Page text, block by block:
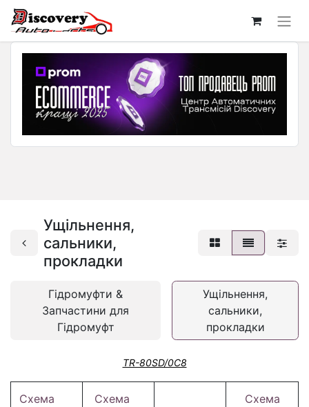
Ущільнення,
сальники,
прокладки
Гідромуфти &
Запчастини для
Гідромуфт
Ущільнення,
сальники,
прокладки
TR-80SD/0C8
Схема
Схема
Схема